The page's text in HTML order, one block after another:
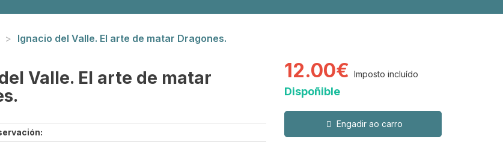
Ignacio del Valle. El arte de matar Dragones.
Valle. El arte de matar
12.00€ Imposto incluído
Dispoñible
Engadir ao carro